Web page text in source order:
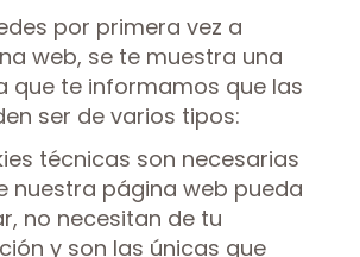
por primera vez a
web, se te muestra una
que te informamos que las
ser de varios tipos:
técnicas son necesarias
nuestra página web pueda
no necesitan de tu
y son las únicas que